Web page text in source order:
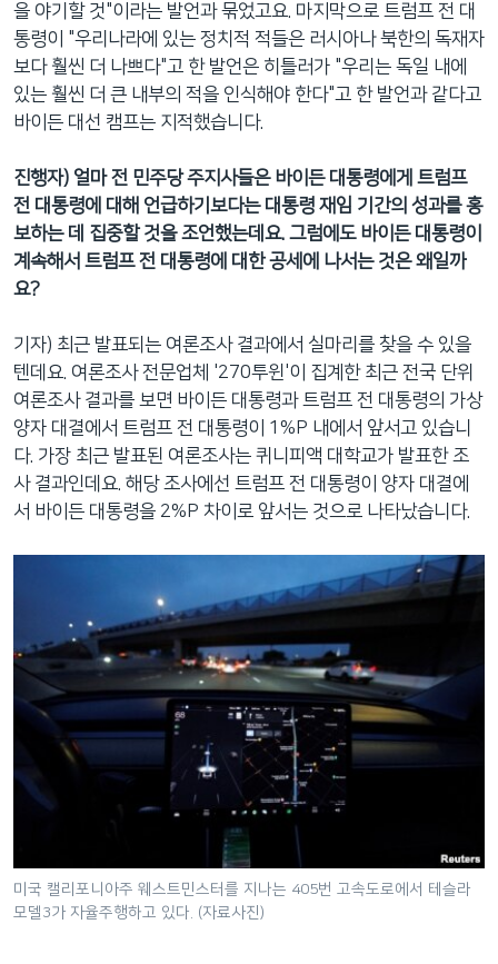
을 야기할 것"이라는 발언과 묶었고요. 마지막으로 트럼프 전 대
통령이 "우리나라에 있는 정치적 적들은 러시아나 북한의 독재자
보다 훨씬 더 나쁘다"고 한 발언은 히틀러가 "우리는 독일 내에
있는 훨씬 더 큰 내부의 적을 인식해야 한다"고 한 발언과 같다고
바이든 대선 캠프는 지적했습니다.
진행자) 얼마 전 민주당 주지사들은 바이든 대통령에게 트럼프
전 대통령에 대해 언급하기보다는 대통령 재임 기간의 성과를 홍
보하는 데 집중할 것을 조언했는데요. 그럼에도 바이든 대통령이
계속해서 트럼프 전 대통령에 대한 공세에 나서는 것은 왜일까
요?
기자) 최근 발표되는 여론조사 결과에서 실마리를 찾을 수 있을
텐데요. 여론조사 전문업체 '270투윈'이 집계한 최근 전국 단위
여론조사 결과를 보면 바이든 대통령과 트럼프 전 대통령의 가상
양자 대결에서 트럼프 전 대통령이 1%P 내에서 앞서고 있습니
다. 가장 최근 발표된 여론조사는 퀴니피액 대학교가 발표한 조
사 결과인데요. 해당 조사에선 트럼프 전 대통령이 양자 대결에
서 바이든 대통령을 2%P 차이로 앞서는 것으로 나타났습니다.
미국 캘리포니아주 웨스트민스터를 지나는 405번 고속도로에서 테슬라
모델3가 자율주행하고 있다. (자료사진)